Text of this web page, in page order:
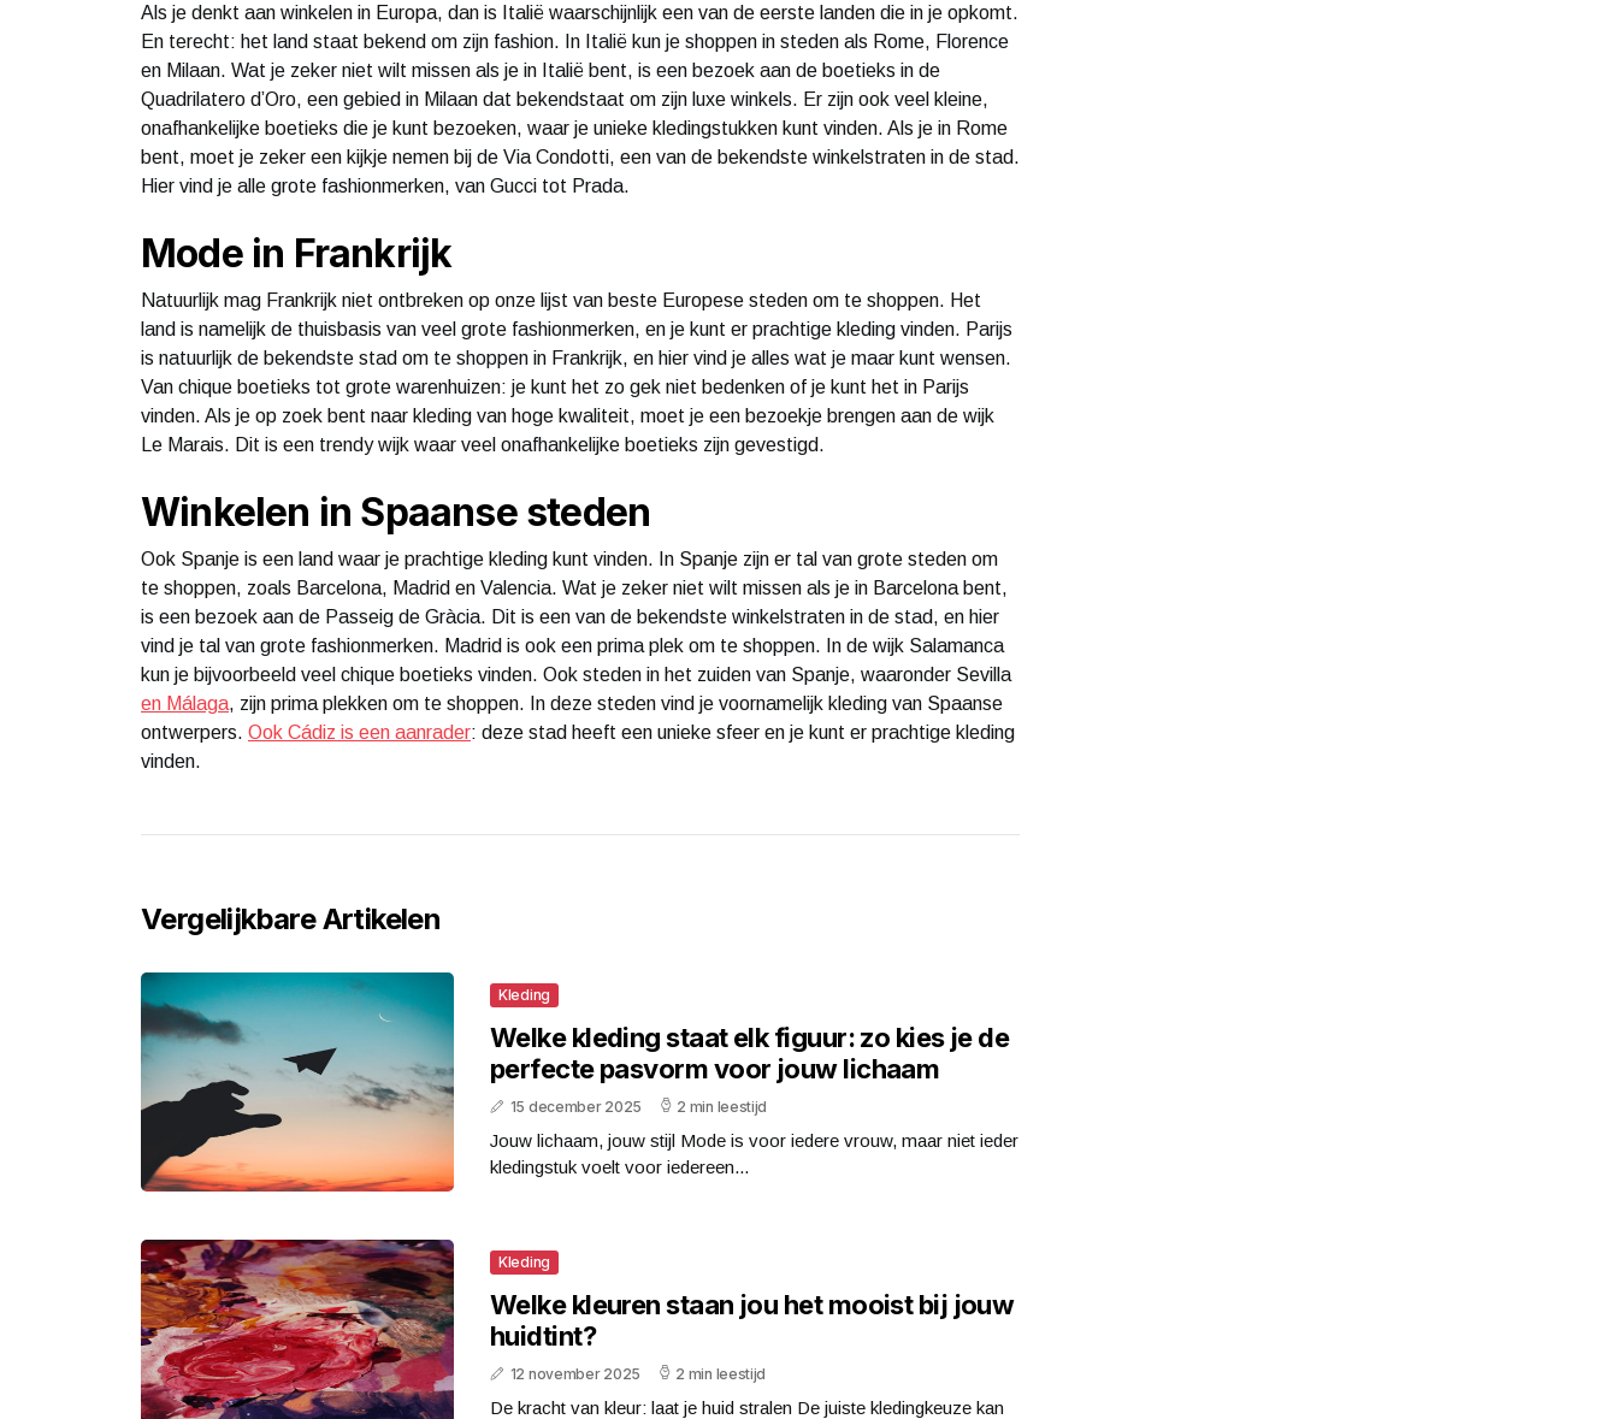
Als je denkt aan winkelen in Europa, dan is Italië waarschijnlijk een van de eerste landen die in je opkomt.
En terecht: het land staat bekend om zijn fashion. In Italië kun je shoppen in steden als Rome, Florence
en Milaan. Wat je zeker niet wilt missen als je in Italië bent, is een bezoek aan de boetieks in de
Quadrilatero d’Oro, een gebied in Milaan dat bekendstaat om zijn luxe winkels. Er zijn ook veel kleine,
onafhankelijke boetieks die je kunt bezoeken, waar je unieke kledingstukken kunt vinden. Als je in Rome
bent, moet je zeker een kijkje nemen bij de Via Condotti, een van de bekendste winkelstraten in de stad.
Hier vind je alle grote fashionmerken, van Gucci tot Prada.
Mode in Frankrijk
Natuurlijk mag Frankrijk niet ontbreken op onze lijst van beste Europese steden om te shoppen. Het
land is namelijk de thuisbasis van veel grote fashionmerken, en je kunt er prachtige kleding vinden. Parijs
is natuurlijk de bekendste stad om te shoppen in Frankrijk, en hier vind je alles wat je maar kunt wensen.
Van chique boetieks tot grote warenhuizen: je kunt het zo gek niet bedenken of je kunt het in Parijs
vinden. Als je op zoek bent naar kleding van hoge kwaliteit, moet je een bezoekje brengen aan de wijk
Le Marais. Dit is een trendy wijk waar veel onafhankelijke boetieks zijn gevestigd.
Winkelen in Spaanse steden
Ook Spanje is een land waar je prachtige kleding kunt vinden. In Spanje zijn er tal van grote steden om
te shoppen, zoals Barcelona, Madrid en Valencia. Wat je zeker niet wilt missen als je in Barcelona bent,
is een bezoek aan de Passeig de Gràcia. Dit is een van de bekendste winkelstraten in de stad, en hier
vind je tal van grote fashionmerken. Madrid is ook een prima plek om te shoppen. In de wijk Salamanca
kun je bijvoorbeeld veel chique boetieks vinden. Ook steden in het zuiden van Spanje, waaronder Sevilla
en Málaga, zijn prima plekken om te shoppen. In deze steden vind je voornamelijk kleding van Spaanse
ontwerpers. Ook Cádiz is een aanrader: deze stad heeft een unieke sfeer en je kunt er prachtige kleding
vinden.
Vergelijkbare Artikelen
Kleding
Welke kleding staat elk figuur: zo kies je de
perfecte pasvorm voor jouw lichaam
15 december 2025 2 min leestijd
Jouw lichaam, jouw stijl Mode is voor iedere vrouw, maar niet ieder
kledingstuk voelt voor iedereen...
Kleding
Welke kleuren staan jou het mooist bij jouw
huidtint?
12 november 2025 2 min leestijd
De kracht van kleur: laat je huid stralen De juiste kledingkeuze kan